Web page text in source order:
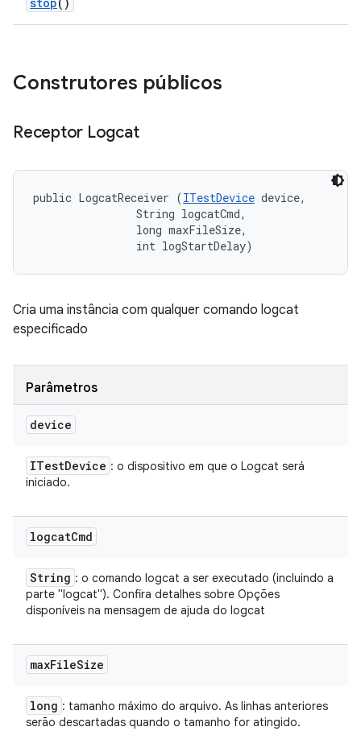
Construtores públicos
Receptor Logcat
public LogcatReceiver (ITestDevice device,
                String logcatCmd,
                long maxFileSize,
                int logStartDelay)
Cria uma instância com qualquer comando logcat
especificado
Parâmetros
device
ITestDevice : o dispositivo em que o Logcat será
iniciado.
logcatCmd
String : o comando logcat a ser executado (incluindo a
parte "logcat"). Confira detalhes sobre Opções
disponíveis na mensagem de ajuda do logcat
maxFileSize
long : tamanho máximo do arquivo. As linhas anteriores
serão descartadas quando o tamanho for atingido.